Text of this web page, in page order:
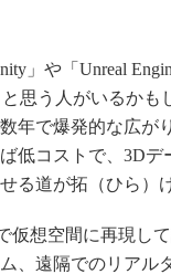
」や「Unreal
思う人がいるかも
年で爆発的な広が
低コストで、3D
る道が拓（ひら）
想空間に再現し
、遠隔でのリアル